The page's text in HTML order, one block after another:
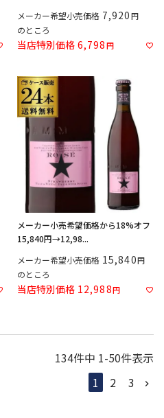
メーカー希望小売価格 7,920
のところ
当店特別価格 6,798
メーカー小売希望価格から18%オフ
15,840円→12,98...
メーカー希望小売価格 15,840
のところ
当店特別価格 12,988
134件中 1-50件表示
1
2 3